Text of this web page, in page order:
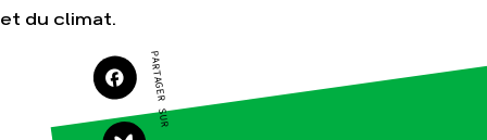
Transmettre tout
Télécharger
gratuitement les
guides éco-
citoyens
et du climat.
PARTAGER SUR